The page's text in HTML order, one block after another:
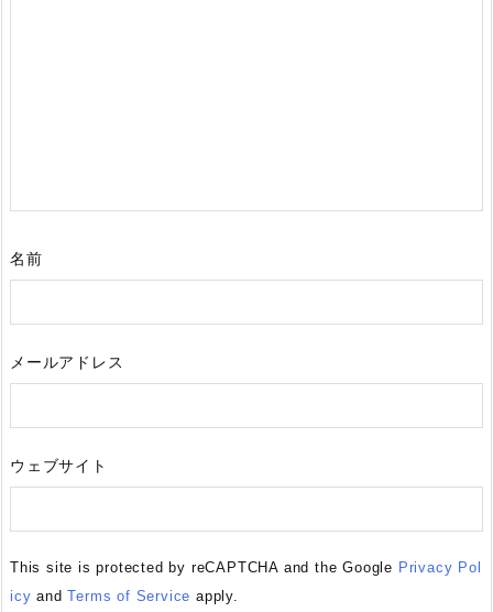
名前
メールアドレス
ウェブサイト
This site is protected by reCAPTCHA and the Google Privacy Pol
icy andTerms of Service apply.